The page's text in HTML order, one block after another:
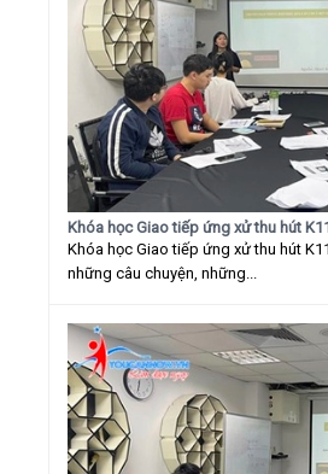
Khóa học Giao tiếp ứng xử thu hút
Khóa học Giao tiếp ứng xử thu hút
những câu chuyện, những...